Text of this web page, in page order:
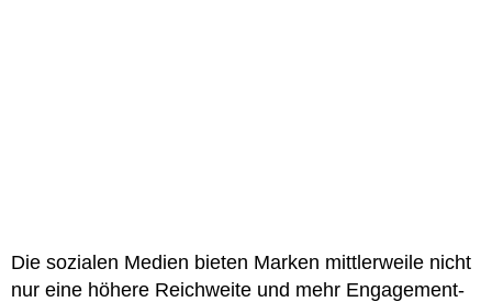
Die sozialen Medien bieten Marken mittlerweile nicht
nur eine höhere Reichweite und mehr Engagement-